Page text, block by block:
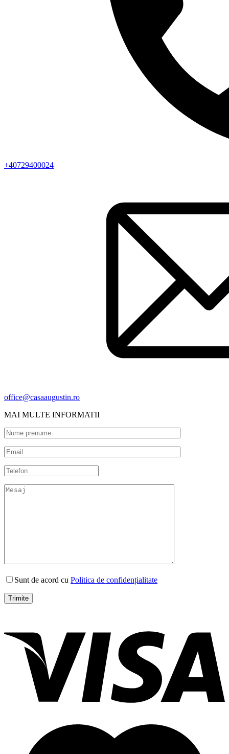
+40729400024
office@casaaugustin.ro
MAI MULTE INFORMATII
Sunt de acord cu Politica de confidențialitate